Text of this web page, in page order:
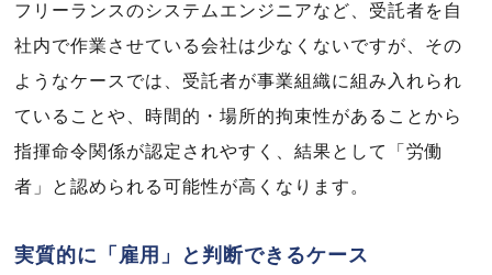
フリーランスのシステムエンジニアなど、受託者を自
社内で作業させている会社は少なくないですが、その
ようなケースでは、受託者が事業組織に組み入れられ
ていることや、時間的・場所的拘束性があることから
指揮命令関係が認定されやすく、結果として「労働
者」と認められる可能性が高くなります。
実質的に「雇用」と判断できるケース